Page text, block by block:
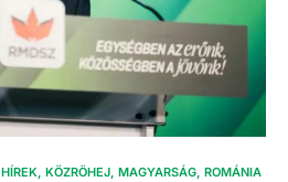
KÖZRÖHEJ MAGYARSÁG ROMÁNIA